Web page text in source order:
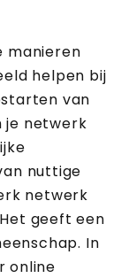
manieren
helpen bij
van
je netwerk
nuttige
netwerk
geeft een
In
online